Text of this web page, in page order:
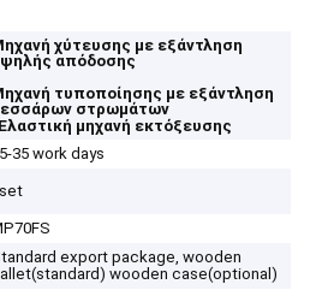
χύτευσης με εξάντληση
απόδοσης
τυποποίησης με εξάντληση
στρωμάτων
Ελαστική μηχανή εκτόξευσης
35 work days
export package, wooden
wooden case(optional)